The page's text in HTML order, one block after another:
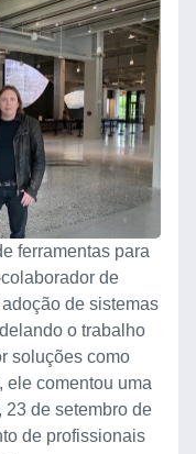
ferramentas para
de
de sistemas
o trabalho
soluções como
ele comentou uma
de setembro de
de profissionais